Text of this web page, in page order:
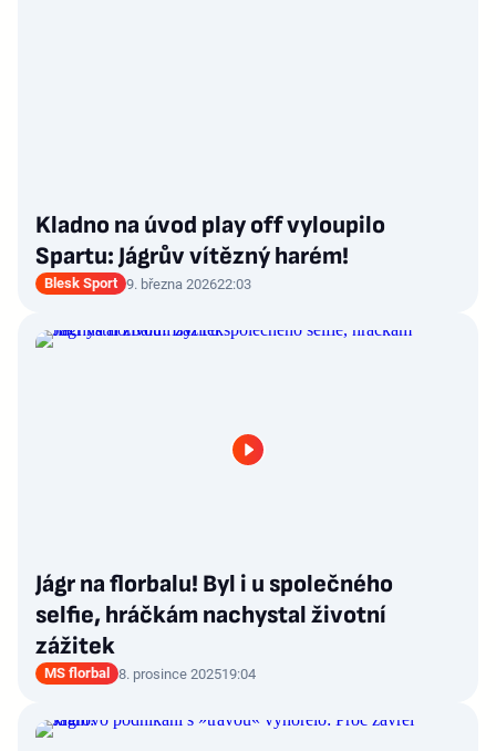
Kladno na úvod play off vyloupilo
Spartu: Jágrův vítězný harém!
Blesk Sport 9. března 202622:03
Jágr na florbalu! Byl i u společného
selfie, hráčkám nachystal životní
zážitek
MS florbal 8. prosince 202519:04